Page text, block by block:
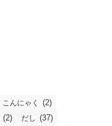
こんにゃく (2)
(2) だし (37)